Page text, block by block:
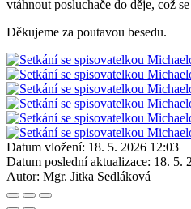
vtáhnout posluchače do děje, což
Děkujeme za poutavou besedu.
Datum vložení: 18. 5. 2026 12:03
Datum poslední aktualizace: 18. 5.
Autor: Mgr. Jitka Sedláková